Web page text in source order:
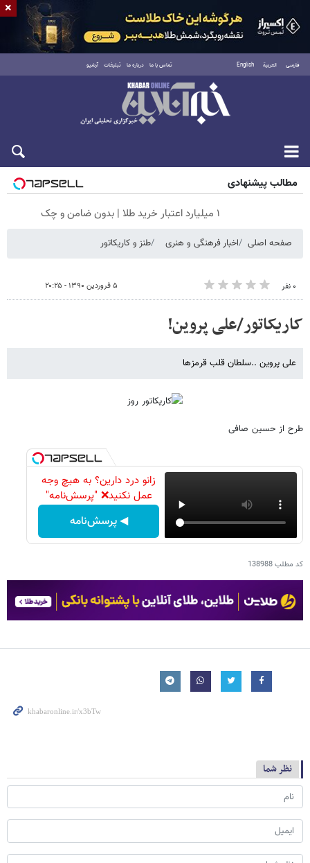
فارسی العربية English تماس با ما درباره ما تبلیغات آرشیو
پنجشنبه ۱۵ مرداد ۱۴۰۵
مطالب پیشنهادی
۱ میلیارد اعتبار خرید طلا | بدون ضامن و چک
صفحه اصلی اخبار فرهنگی و هنری طنز و کاریکاتور
۰ نفر ۵ فروردین ۱۳۹۰ - ۲۰:۲۵
کاریکاتور/علی پروین!
علی پروین ..سلطان قلب قرمزها
طرح از حسین صافی
زانو درد دارین؟ به هیچ وجه
عمل نکنید❌ "پرسش‌نامه"
◀ پرسش‌نامه
کد مطلب138988
نظر شما
×